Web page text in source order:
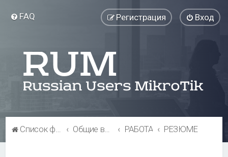
FAQ Вход
Регистрация
Список форумов Общие вопросы РАБОТА РЕЗЮМЕ